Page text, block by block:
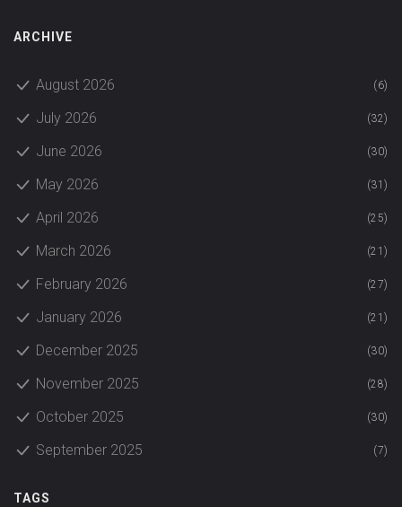
ARCHIVE
August 2026 (6)
July 2026 (32)
June 2026 (30)
May 2026 (31)
April 2026 (25)
March 2026 (21)
February 2026 (27)
January 2026 (21)
December 2025 (30)
November 2025 (28)
October 2025 (30)
September 2025 (7)
TAGS